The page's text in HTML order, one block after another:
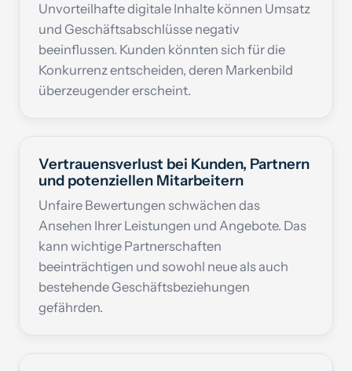
Unvorteilhafte digitale Inhalte können Umsatz
und Geschäfts­abschlüsse negativ
beeinflussen. Kunden könnten sich für die
Konkurrenz entscheiden, deren Markenbild
überzeugender erscheint.
Vertrauensverlust bei Kunden, Partnern
und potenziellen Mit­arbeitern
Unfaire Bewertungen schwächen das
Ansehen Ihrer Leistungen und Angebote. Das
kann wichtige Partnerschaften
beeinträchtigen und sowohl neue als auch
bestehende Geschäfts­beziehungen
gefährden.